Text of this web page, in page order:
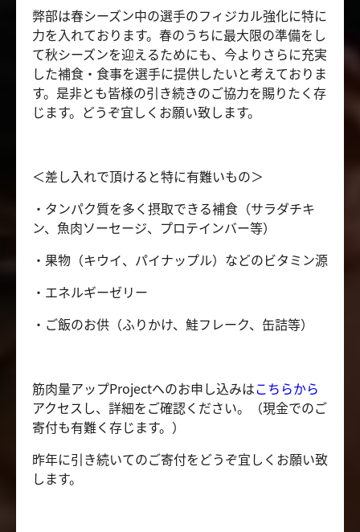
弊部は春シーズン中の選手のフィジカル強化に特に
力を入れております。春のうちに最大限の準備をし
て秋シーズンを迎えるためにも、今よりさらに充実
した補食・食事を選手に提供したいと考えておりま
す。是非とも皆様の引き続きのご協力を賜りたく存
じます。どうぞ宜しくお願い致します。
＜差し入れで頂けると特に有難いもの＞
・タンパク質を多く摂取できる補食（サラダチキ
ン、魚肉ソーセージ、プロテインバー等）
・果物（キウイ、パイナップル）などのビタミン源
・エネルギーゼリー
・ご飯のお供（ふりかけ、鮭フレーク、缶詰等）
筋肉量アップProjectへのお申し込みはこちらから
アクセスし、詳細をご確認ください。（現金でのご
寄付も有難く存じます。）
昨年に引き続いてのご寄付をどうぞ宜しくお願い致
します。